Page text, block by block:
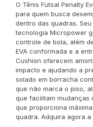
O Tênis Futsal Penalty
para quem busca
dentro das quadras.
tecnologia Micropower
controle de bola, além
EVA conformada e a
Cushion oferecem
impacto e ajudando a
solado em borracha
que não marca o piso,
que facilitam mudanças
que proporciona
quadra. Adquira agora a